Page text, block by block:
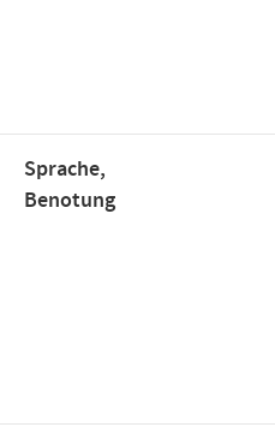
Sprache,
Benotung